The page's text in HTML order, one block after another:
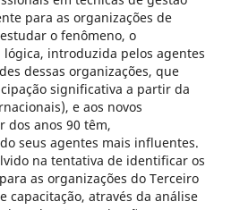
para as organizações de
o fenômeno, o
introduzida pelos agentes
dessas organizações, que
significativa a partir da
e aos novos
dos anos 90 têm,
seus agentes mais influentes.
na tentativa de identificar os
as organizações do Terceiro
capacitação, através da análise